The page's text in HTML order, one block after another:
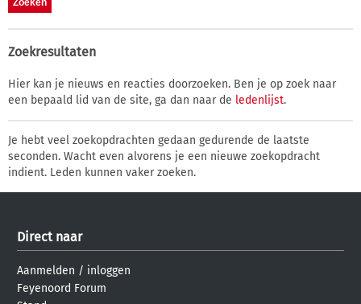
Zoekresultaten
Hier kan je nieuws en reacties doorzoeken. Ben je op zoek naar
een bepaald lid van de site, ga dan naar de ledenlijst.
Je hebt veel zoekopdrachten gedaan gedurende de laatste
seconden. Wacht even alvorens je een nieuwe zoekopdracht
indient. Leden kunnen vaker zoeken.
Direct naar
Aanmelden / inloggen
Feyenoord Forum